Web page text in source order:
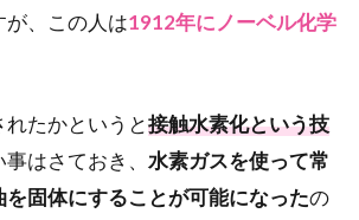
が、この人は1912年にノーベル化学
たかというと接触水素化という技
はさておき、 水素ガスを使って常
固体にすることが可能になったの